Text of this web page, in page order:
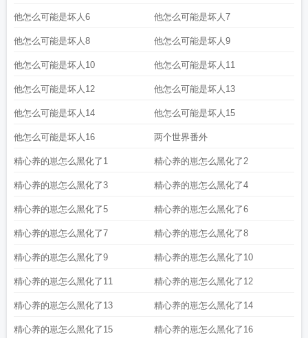
他怎么可能是坏人6 他怎么可能是坏人7
他怎么可能是坏人8 他怎么可能是坏人9
他怎么可能是坏人10 他怎么可能是坏人11
他怎么可能是坏人12 他怎么可能是坏人13
他怎么可能是坏人14 他怎么可能是坏人15
他怎么可能是坏人16 两个世界番外
精心养的崽怎么黑化了1 精心养的崽怎么黑化了2
精心养的崽怎么黑化了3 精心养的崽怎么黑化了4
精心养的崽怎么黑化了5 精心养的崽怎么黑化了6
精心养的崽怎么黑化了7 精心养的崽怎么黑化了8
精心养的崽怎么黑化了9 精心养的崽怎么黑化了10
精心养的崽怎么黑化了11 精心养的崽怎么黑化了12
精心养的崽怎么黑化了13 精心养的崽怎么黑化了14
精心养的崽怎么黑化了15 精心养的崽怎么黑化了16